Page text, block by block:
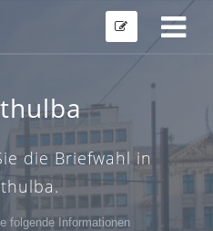
die Briefwahl in
folgende Informationen